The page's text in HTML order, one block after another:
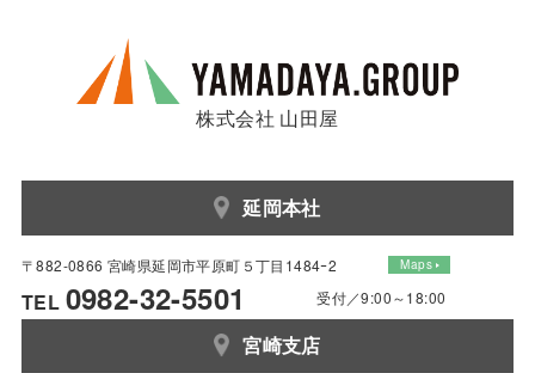
株式会社 山田屋
延岡本社
〒882-0866 宮崎県延岡市平原町５丁目1484ｰ2 Maps
TEL 0982-32-5501 受付／9:00～18:00
宮崎支店